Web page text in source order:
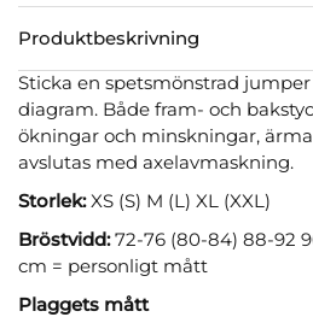
Produktbeskrivning
Sticka en spetsmönstrad
diagram. Både fram- och
ökningar och minskningar,
avslutas med axelavmaskning.
Storlek:XS (S) M (L) XL (XXL)
Bröstvidd:72-76 (80-84) 88-92
cm = personligt mått
Plaggets mått